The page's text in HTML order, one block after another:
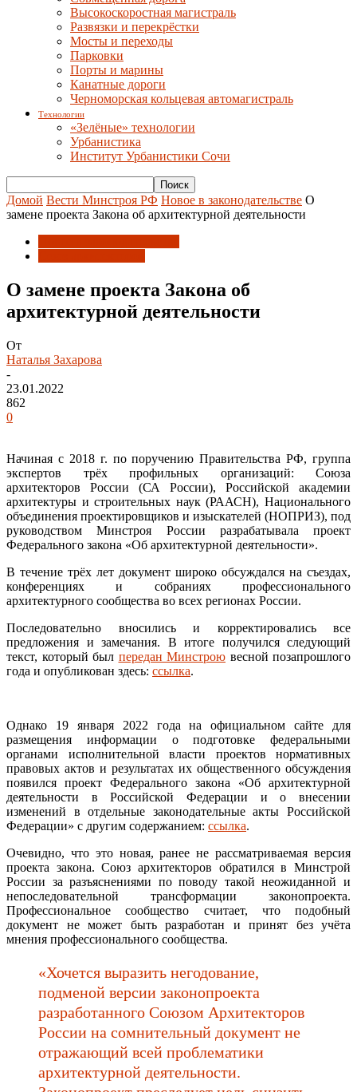
Высокоскоростная магистраль
Развязки и перекрёстки
Мосты и переходы
Парковки
Порты и марины
Канатные дороги
Черноморская кольцевая автомагистраль
Технологии
«Зелёные» технологии
Урбанистика
Институт Урбанистики Сочи
Домой Вести Минстроя РФ Новое в законодательстве О
замене проекта Закона об архитектурной деятельности
О замене проекта Закона об
архитектурной деятельности
От
Наталья Захарова
-
23.01.2022
862
0
Начиная с 2018 г. по поручению Правительства РФ, группа
экспертов трёх профильных организаций: Союза
архитекторов России (СА России), Российской академии
архитектуры и строительных наук (РААСН), Национального
объединения проектировщиков и изыскателей (НОПРИЗ), под
руководством Минстроя России разрабатывала проект
Федерального закона «Об архитектурной деятельности».
В течение трёх лет документ широко обсуждался на съездах,
конференциях и собраниях профессионального
архитектурного сообщества во всех регионах России.
Последовательно вносились и корректировались все
предложения и замечания. В итоге получился следующий
текст, который был передан Минстрою весной позапрошлого
года и опубликован здесь: ссылка.
Однако 19 января 2022 года на официальном сайте для
размещения информации о подготовке федеральными
органами исполнительной власти проектов нормативных
правовых актов и результатах их общественного обсуждения
появился проект Федерального закона «Об архитектурной
деятельности в Российской Федерации и о внесении
изменений в отдельные законодательные акты Российской
Федерации» с другим содержанием: ссылка.
Очевидно, что это новая, ранее не рассматриваемая версия
проекта закона. Союз архитекторов обратился в Минстрой
России за разъяснениями по поводу такой неожиданной и
непоследовательной трансформации законопроекта.
Профессиональное сообщество считает, что подобный
документ не может быть разработан и принят без учёта
мнения профессионального сообщества.
«Хочется выразить негодование,
подменой версии законопроекта
разработанного Союзом Архитекторов
России на сомнительный документ не
отражающий всей проблематики
архитектурной деятельности.